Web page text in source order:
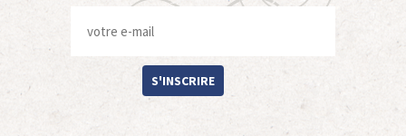
S'INSCRIRE